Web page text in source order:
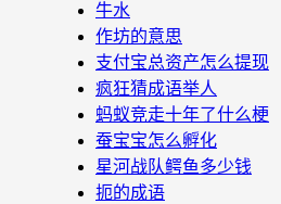
牛水
作坊的意思
支付宝总资产怎么提现
疯狂猜成语举人
蚂蚁竞走十年了什么梗
蚕宝宝怎么孵化
星河战队鳄鱼多少钱
扼的成语